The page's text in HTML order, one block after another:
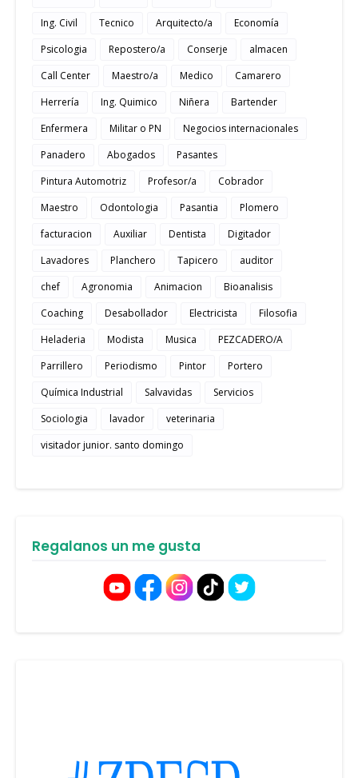
Ing. Civil
Tecnico Arquitecto/a
Economía
Psicologia
Repostero/a Conserje
almacen
Call Center
Maestro/a Medico
Camarero
Herrería
Ing. Quimico Niñera
Bartender
Enfermera
Militar o PN
Negocios internacionales
Panadero
Abogados
Pasantes
Pintura Automotriz
Profesor/a
Cobrador
Maestro
Odontologia Pasantia
Plomero
facturacion
Auxiliar Dentista
Digitador
Lavadores
Planchero Tapicero
auditor
chef
Agronomia Animacion
Bioanalisis
Coaching
Desabollador Electricista
Filosofia
Heladeria
Modista Musica
PEZCADERO/A
Parrillero
Periodismo Pintor
Portero
Química Industrial
Salvavidas
Servicios
Sociologia
lavador
veterinaria
visitador junior. santo domingo
Regalanos un me gusta